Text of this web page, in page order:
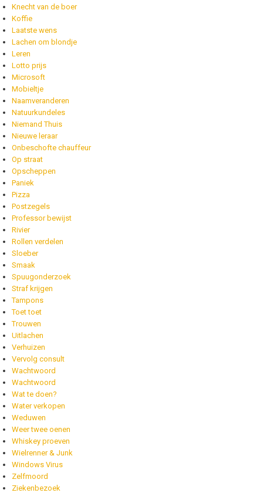
Knecht van de boer
Koffie
Laatste wens
Lachen om blondje
Leren
Lotto prijs
Microsoft
Mobieltje
Naamveranderen
Natuurkundeles
Niemand Thuis
Nieuwe leraar
Onbeschofte chauffeur
Op straat
Opscheppen
Paniek
Pizza
Postzegels
Professor bewijst
Rivier
Rollen verdelen
Sloeber
Smaak
Spuugonderzoek
Straf krijgen
Tampons
Toet toet
Trouwen
Uitlachen
Verhuizen
Vervolg consult
Wachtwoord
Wachtwoord
Wat te doen?
Water verkopen
Weduwen
Weer twee oenen
Whiskey proeven
Wielrenner & Junk
Windows Virus
Zelfmoord
Ziekenbezoek